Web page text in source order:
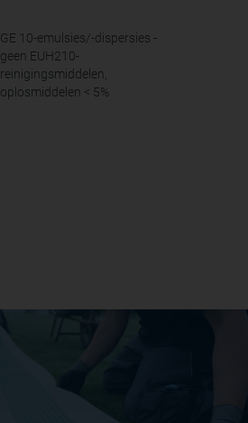
GE 10-emulsies/-dispersies -
geen EUH210-
reinigingsmiddelen,
oplosmiddelen < 5%